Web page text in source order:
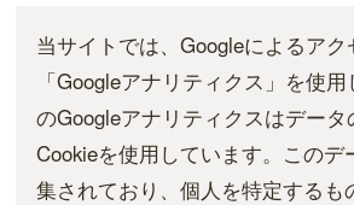
当サイトでは、Googleによるア
「Googleアナリティクス」を使
のGoogleアナリティクスはデー
Cookieを使用しています。このデ
集されており、個人を特定するも